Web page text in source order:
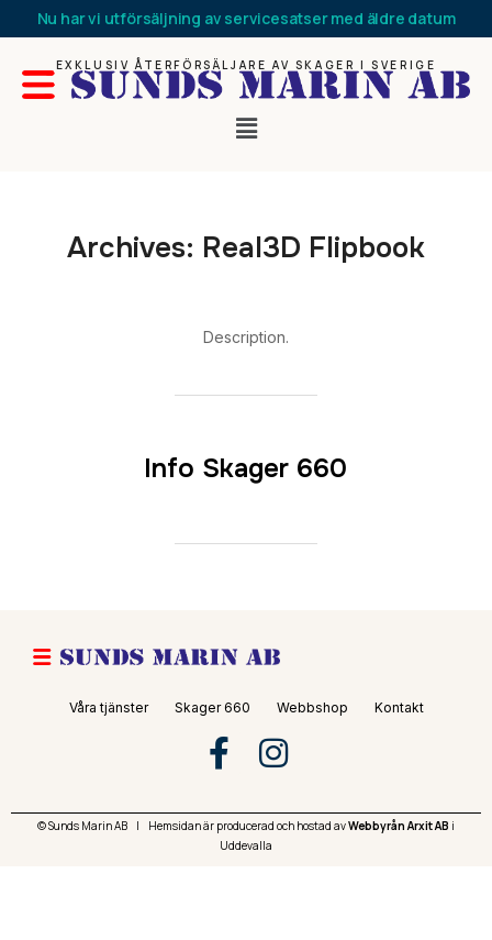
Nu har vi utförsäljning av servicesatser med äldre datum
EXKLUSIV ÅTERFÖRSÄLJARE AV SKAGER I SVERIGE
Archives: Real3D Flipbook
Description.
Info Skager 660
Våra tjänster Skager 660 Webbshop Kontakt
© Sunds Marin AB | Hemsidan är producerad och hostad avWebbyrån Arxit AB i
Uddevalla